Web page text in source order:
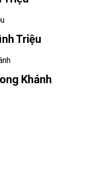
Triệu
Khánh